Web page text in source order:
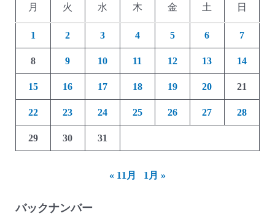
月 火 水 木 金 土 日
1 2 3 4 5 6 7
8 9 10 11 12 13 14
15 16 17 18 19 20 21
22 23 24 25 26 27 28
29 30 31
« 11月 1月 »
バックナンバー